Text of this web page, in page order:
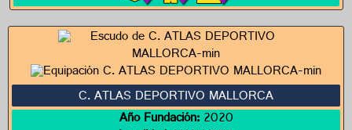
C. ATLAS DEPORTIVO MALLORCA
Año Fundación:2020